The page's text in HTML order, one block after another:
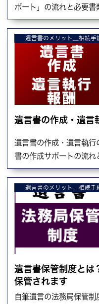
ポート」の流れと必要
遺言書のメリット＿相続手
遺言書の作成・遺言
遺言書の作成・遺言執
書の作成サポートの流
遺言書のメリット＿相続手
遺言書保管制度とは
保管されます
自筆遺言の法務局保管